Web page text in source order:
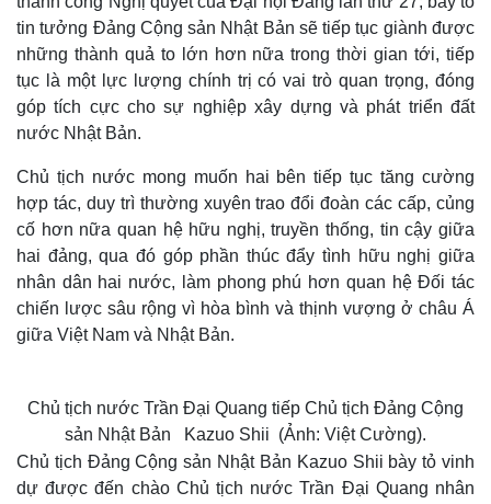
tin tưởng Đảng Cộng sản Nhật Bản sẽ tiếp tục giành được
những thành quả to lớn hơn nữa trong thời gian tới, tiếp
tục là một lực lượng chính trị có vai trò quan trọng, đóng
góp tích cực cho sự nghiệp xây dựng và phát triển đất
nước Nhật Bản.
Chủ tịch nước mong muốn hai bên tiếp tục tăng cường
hợp tác, duy trì thường xuyên trao đổi đoàn các cấp, củng
cố hơn nữa quan hệ hữu nghị, truyền thống, tin cậy giữa
hai đảng, qua đó góp phần thúc đẩy tình hữu nghị giữa
nhân dân hai nước, làm phong phú hơn quan hệ Đối tác
chiến lược sâu rộng vì hòa bình và thịnh vượng ở châu Á
giữa Việt Nam và Nhật Bản.
Chủ tịch nước Trần Đại Quang tiếp Chủ tịch Đảng Cộng
sản Nhật Bản Kazuo Shii (Ảnh: Việt Cường).
Chủ tịch Đảng Cộng sản Nhật Bản Kazuo Shii bày tỏ vinh
dự được đến chào Chủ tịch nước Trần Đại Quang nhân